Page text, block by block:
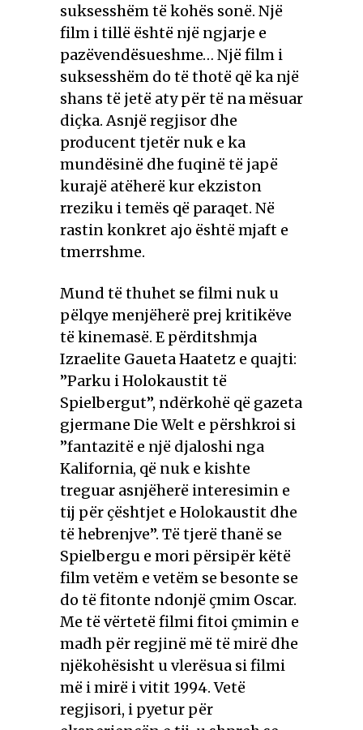
suksesshëm të kohës sonë. Një
film i tillë është një ngjarje e
pazëvendësueshme… Një film i
suksesshëm do të thotë që ka një
shans të jetë aty për të na mësuar
diçka. Asnjë regjisor dhe
producent tjetër nuk e ka
mundësinë dhe fuqinë të japë
kurajë atëherë kur ekziston
rreziku i temës që paraqet. Në
rastin konkret ajo është mjaft e
tmerrshme.
Mund të thuhet se filmi nuk u
pëlqye menjëherë prej kritikëve
të kinemasë. E përditshmja
Izraelite Gaueta Haatetz e quajti:
”Parku i Holokaustit të
Spielbergut”, ndërkohë që gazeta
gjermane Die Welt e përshkroi si
”fantazitë e një djaloshi nga
Kalifornia, që nuk e kishte
treguar asnjëherë interesimin e
tij për çështjet e Holokaustit dhe
të hebrenjve”. Të tjerë thanë se
Spielbergu e mori përsipër këtë
film vetëm e vetëm se besonte se
do të fitonte ndonjë çmim Oscar.
Me të vërtetë filmi fitoi çmimin e
madh për regjinë më të mirë dhe
njëkohësisht u vlerësua si filmi
më i mirë i vitit 1994. Vetë
regjisori, i pyetur për